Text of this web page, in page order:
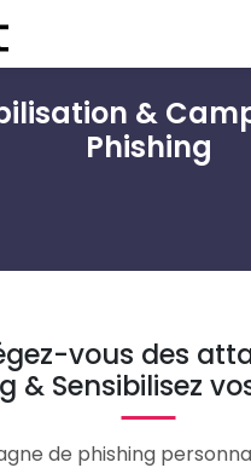
&
Phishing
vous des
& Sensibilisez
de phishing
des cookies